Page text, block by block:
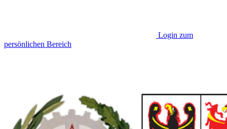
Login zum
persönlichen Bereich